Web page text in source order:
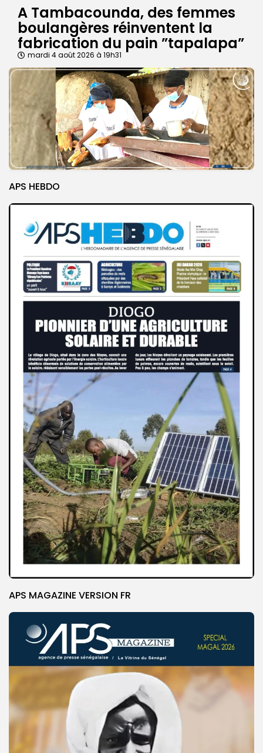
A Tambacounda, des femmes
boulangères réinventent la
fabrication du pain ”tapalapa”
mardi 4 août 2026 à 19h31
APS HEBDO
APS MAGAZINE VERSION FR